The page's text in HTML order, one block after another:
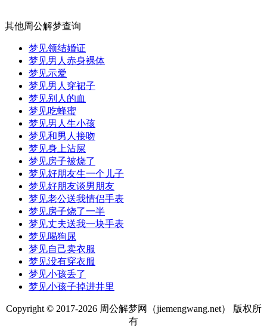
其他周公解梦查询
梦见领结婚证
梦见男人赤身裸体
梦见示爱
梦见男人穿裙子
梦见别人的血
梦见吃蜂蜜
梦见男人生小孩
梦见和男人接吻
梦见身上沾屎
梦见房子被烧了
梦见好朋友生一个儿子
梦见好朋友谈男朋友
梦见老公送我情侣手表
梦见房子烧了一半
梦见丈夫送我一块手表
梦见喝狗尿
梦见自己卖衣服
梦见没有穿衣服
梦见小孩丢了
梦见小孩子掉进井里
Copyright © 2017-2026 周公解梦网（jiemengwang.net） 版权所
有